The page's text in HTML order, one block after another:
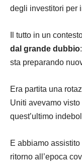
degli investitori per
Il tutto in un
dal grande dubbio
sta preparando
Era partita una
Uniti avevamo visto
quest’ultimo
E abbiamo
ritorno all’epoca